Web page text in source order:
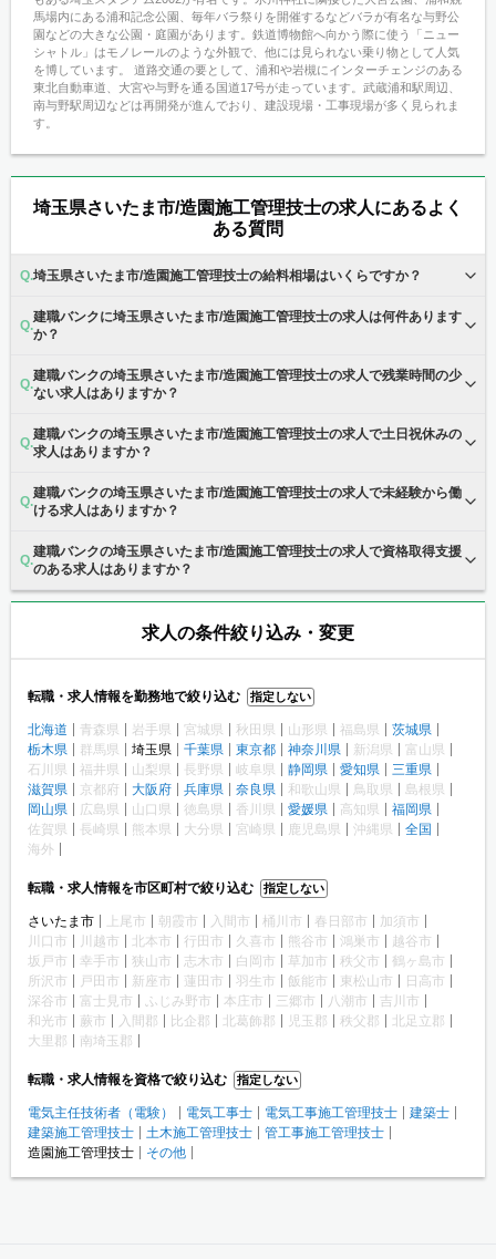
馬場内にある浦和記念公園、毎年バラ祭りを開催するなどバラが有名な与野公
園などの大きな公園・庭園があります。鉄道博物館へ向かう際に使う「ニュー
シャトル」はモノレールのような外観で、他には見られない乗り物として人気
を博しています。 道路交通の要として、浦和や岩槻にインターチェンジのある
東北自動車道、大宮や与野を通る国道17号が走っています。武蔵浦和駅周辺、
南与野駅周辺などは再開発が進んでおり、建設現場・工事現場が多く見られま
す。
埼玉県さいたま市/造園施工管理技士の求人にあるよく
ある質問
埼玉県さいたま市/造園施工管理技士の給料相場はいくらですか？
建職バンクに埼玉県さいたま市/造園施工管理技士の求人は何件あります
か？
建職バンクの埼玉県さいたま市/造園施工管理技士の求人で残業時間の少
ない求人はありますか？
建職バンクの埼玉県さいたま市/造園施工管理技士の求人で土日祝休みの
求人はありますか？
建職バンクの埼玉県さいたま市/造園施工管理技士の求人で未経験から働
ける求人はありますか？
建職バンクの埼玉県さいたま市/造園施工管理技士の求人で資格取得支援
のある求人はありますか？
求人の条件絞り込み・変更
転職・求人情報を勤務地で絞り込む 指定しない
北海道 青森県 岩手県 宮城県 秋田県 山形県 福島県
茨城県
栃木県
群馬県 埼玉県 千葉県 東京都 神奈川県 新潟県
富山県
石川県
福井県 山梨県 長野県 岐阜県 静岡県 愛知県
三重県
滋賀県
京都府 大阪府 兵庫県 奈良県 和歌山県 鳥取県
島根県
岡山県
広島県 山口県 徳島県 香川県 愛媛県 高知県
福岡県
佐賀県
長崎県 熊本県 大分県 宮崎県 鹿児島県 沖縄県
全国
海外
転職・求人情報を市区町村で絞り込む 指定しない
さいたま市 上尾市 朝霞市 入間市 桶川市 春日部市
加須市
川口市
川越市 北本市 行田市 久喜市 熊谷市 鴻巣市
越谷市
坂戸市
幸手市 狭山市 志木市 白岡市 草加市 秩父市
鶴ヶ島市
所沢市
戸田市 新座市 蓮田市 羽生市 飯能市 東松山市
日高市
深谷市
富士見市 ふじみ野市 本庄市 三郷市 八潮市
吉川市
和光市
蕨市 入間郡 比企郡 北葛飾郡 児玉郡 秩父郡
北足立郡
大里郡
南埼玉郡
転職・求人情報を資格で絞り込む 指定しない
電気主任技術者（電験） 電気工事士 電気工事施工管理技士
建築士
建築施工管理技士
土木施工管理技士
管工事施工管理技士
造園施工管理技士
その他